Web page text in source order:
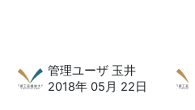
管理ユーザ 玉井
2018年 05月 22日